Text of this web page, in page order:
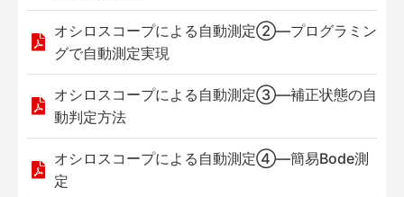
オシロスコープによる自動測定②—プログラミン
グで自動測定実現
オシロスコープによる自動測定③—補正状態の自
動判定方法
オシロスコープによる自動測定④—簡易Bode測
定